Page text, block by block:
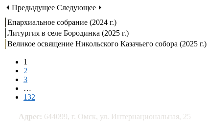
⏴ Предыдущее Следующее ⏵
Епархиальное собрание (2024 г.)
Литургия в селе Бородинка (2025 г.)
Великое освящение Никольского Казачьего собора (2025 г.)
1
2
3
…
132
Адрес: 644099, г. Омск, ул. Интернациональная, 25